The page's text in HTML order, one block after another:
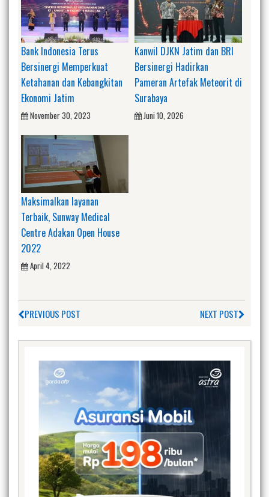
Bank Indonesia Terus
Bersinergi Memperkuat
Ketahanan dan Kebangkitan
Ekonomi Jatim
November 30, 2023
Kanwil DJKN Jatim dan BRI
Bersinergi Hadirkan
Pameran Artefak Meteorit di
Surabaya
Juni 10, 2026
Maksimalkan layanan
Terbaik, Sunway Medical
Centre Adakan Open House
2022
April 4, 2022
PREVIOUS POST NEXT POST